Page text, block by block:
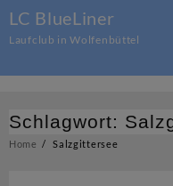
content
LC BlueLiner
Laufclub in Wolfenbüttel
Schlagwort:
Home Salzgittersee